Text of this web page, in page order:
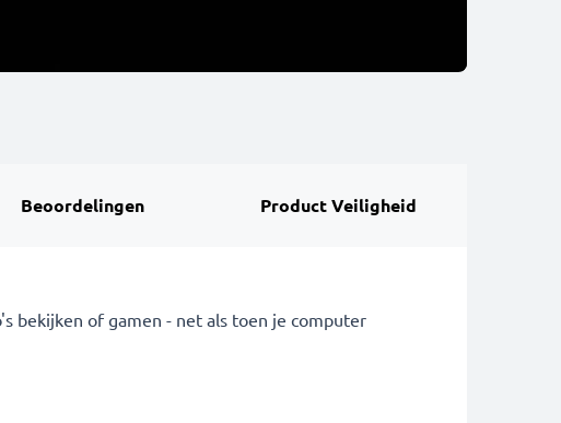
Beoordelingen Product Veiligheid
bekijken of gamen - net als toen je computer